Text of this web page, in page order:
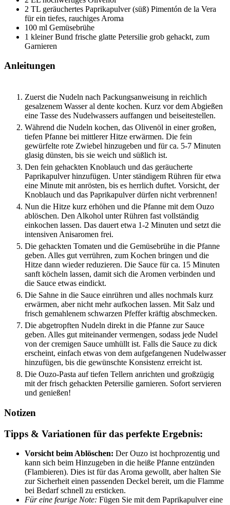
2 TL geräuchertes Paprikapulver (süß) Pimentón de la Vera
für ein tiefes, rauchiges Aroma
100 ml Gemüsebrühe
1 kleiner Bund frische glatte Petersilie grob gehackt, zum
Garnieren
Anleitungen
Zuerst die Nudeln nach Packungsanweisung in reichlich
gesalzenem Wasser al dente kochen. Kurz vor dem Abgießen
eine Tasse des Nudelwassers auffangen und beiseitestellen.
Während die Nudeln kochen, das Olivenöl in einer großen,
tiefen Pfanne bei mittlerer Hitze erwärmen. Die fein
gewürfelte rote Zwiebel hinzugeben und für ca. 5-7 Minuten
glasig dünsten, bis sie weich und süßlich ist.
Den fein gehackten Knoblauch und das geräucherte
Paprikapulver hinzufügen. Unter ständigem Rühren für etwa
eine Minute mit anrösten, bis es herrlich duftet. Vorsicht, der
Knoblauch und das Paprikapulver dürfen nicht verbrennen!
Nun die Hitze kurz erhöhen und die Pfanne mit dem Ouzo
ablöschen. Den Alkohol unter Rühren fast vollständig
einkochen lassen. Das dauert etwa 1-2 Minuten und setzt die
intensiven Anisaromen frei.
Die gehackten Tomaten und die Gemüsebrühe in die Pfanne
geben. Alles gut verrühren, zum Kochen bringen und die
Hitze dann wieder reduzieren. Die Sauce für ca. 15 Minuten
sanft köcheln lassen, damit sich die Aromen verbinden und
die Sauce etwas eindickt.
Die Sahne in die Sauce einrühren und alles nochmals kurz
erwärmen, aber nicht mehr aufkochen lassen. Mit Salz und
frisch gemahlenem schwarzen Pfeffer kräftig abschmecken.
Die abgetropften Nudeln direkt in die Pfanne zur Sauce
geben. Alles gut miteinander vermengen, sodass jede Nudel
von der cremigen Sauce umhüllt ist. Falls die Sauce zu dick
erscheint, einfach etwas von dem aufgefangenen Nudelwasser
hinzufügen, bis die gewünschte Konsistenz erreicht ist.
Die Ouzo-Pasta auf tiefen Tellern anrichten und großzügig
mit der frisch gehackten Petersilie garnieren. Sofort servieren
und genießen!
Notizen
Tipps & Variationen für das perfekte Ergebnis:
Vorsicht beim Ablöschen: Der Ouzo ist hochprozentig und
kann sich beim Hinzugeben in die heiße Pfanne entzünden
(Flambieren). Dies ist für das Aroma gewollt, aber halten Sie
zur Sicherheit einen passenden Deckel bereit, um die Flamme
bei Bedarf schnell zu ersticken.
Für eine feurige Note: Fügen Sie mit dem Paprikapulver eine